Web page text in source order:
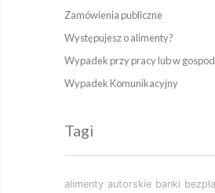
Zamówienia publiczne
Występujesz o alimenty?
Wypadek przy pracy lub w
Wypadek Komunikacyjny
Tagi
alimenty autorskie banki